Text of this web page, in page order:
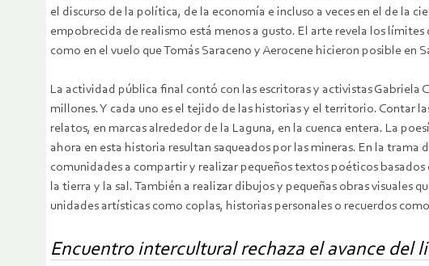
el discurso de la política, de la economía e incluso a veces en el de la
empobrecida de realismo está menos a gusto. El arte revela los
como en el vuelo que Tomás Saraceno y Aerocene hicieron posible en
La actividad pública final contó con las escritoras y activistas Gabriela
millones. Y cada uno es el tejido de las historias y el territorio. Contar
relatos, en marcas alrededor de la Laguna, en la cuenca entera. La
ahora en esta historia resultan saqueados por las mineras. En la
comunidades a compartir y realizar pequeños textos poéticos
la tierra y la sal. También a realizar dibujos y pequeñas obras visuales
unidades artísticas como coplas, historias personales o recuerdos
Encuentro intercultural rechaza el avance del